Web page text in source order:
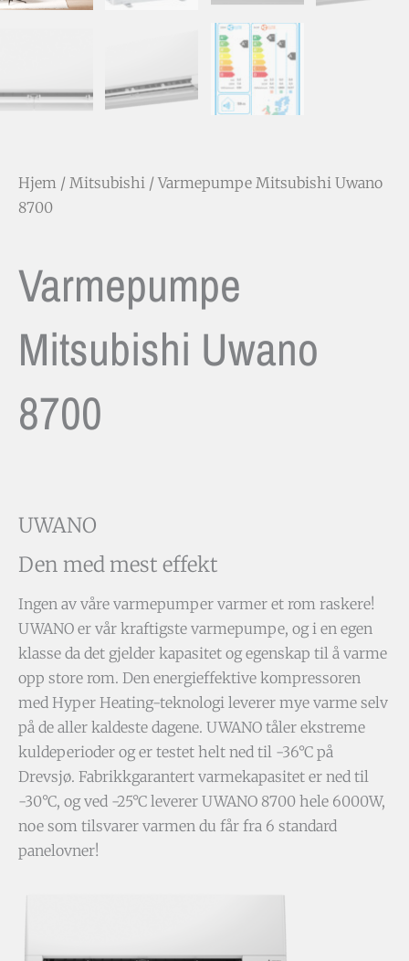
Hjem / Mitsubishi / Varmepumpe Mitsubishi Uwano
8700
Varmepumpe
Mitsubishi Uwano
8700
UWANO
Den med mest effekt
Ingen av våre varmepumper varmer et rom raskere!
UWANO er vår kraftigste varmepumpe, og i en egen
klasse da det gjelder kapasitet og egenskap til å varme
opp store rom. Den energief­fektive kompressoren
med Hyper Heating-teknologi leverer mye varme selv
på de aller kaldeste dagene. UWANO tåler ekstreme
kuldeperioder og er testet helt ned til -36°C på
Drevsjø. Fabrikkgar­antert varmekapasitet er ned til
-30°C, og ved -25°C leverer UWANO 8700 hele 6000W,
noe som tilsvarer varmen du får fra 6 standard
panelovner!